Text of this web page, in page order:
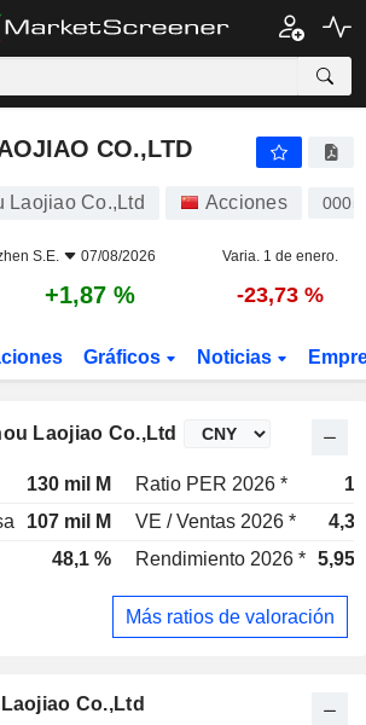
CO.,LTD
CO.,LTD
Laojiao Co.,Ltd Acciones
S.E. 07/08/2026 Varia. 1 de enero.
+1,87 % -23,73 %
Gráficos Noticias
Laojiao Co.,Ltd
130 mil M Ratio PER 2026 *
107 mil M VE / Ventas 2026 *
48,1 % Rendimiento 2026 * 5,95
Más ratios de valoración
Co.,Ltd